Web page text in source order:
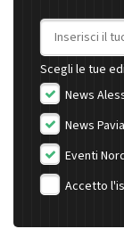
Indirizzo
Scegli le tue
News
News Pavia
Eventi
Accetto